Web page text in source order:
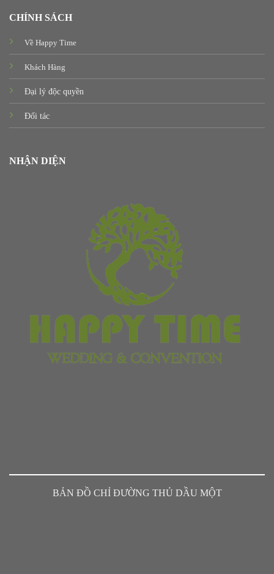
CHÍNH SÁCH
Về Happy Time
Khách Hàng
Đại lý độc quyền
Đối tác
NHẬN DIỆN
BẢN ĐỒ CHỈ ĐƯỜNG THỦ DẦU MỘT